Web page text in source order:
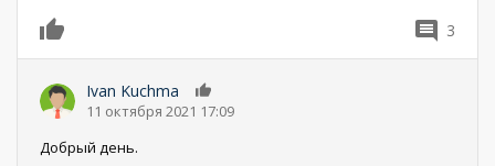
3
Ivan Kuchma
11 октября 2021 17:09
Добрый день.